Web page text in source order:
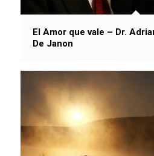
El Amor que vale – Dr.
De Janon